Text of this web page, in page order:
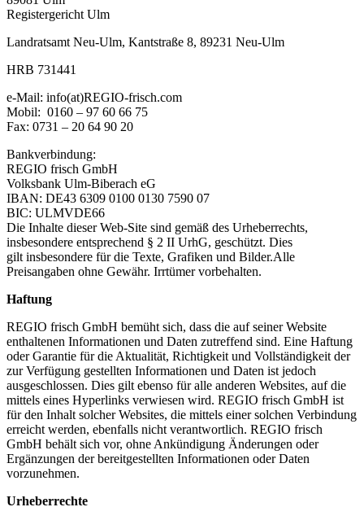
Registergericht Ulm
Landratsamt Neu-Ulm, Kantstraße 8, 89231 Neu-Ulm
HRB 731441
e-Mail: info(at)REGIO-frisch.com
Mobil: 0160 – 97 60 66 75
Fax: 0731 – 20 64 90 20
Bankverbindung:
REGIO frisch GmbH
Volksbank Ulm-Biberach eG
IBAN: DE43 6309 0100 0130 7590 07
BIC: ULMVDE66
Die Inhalte dieser Web-Site sind gemäß des Urheberrechts,
insbesondere entsprechend § 2 II UrhG, geschützt. Dies
gilt insbesondere für die Texte, Grafiken und Bilder.Alle
Preisangaben ohne Gewähr. Irrtümer vorbehalten.
Haftung
REGIO frisch GmbH bemüht sich, dass die auf seiner Website
enthaltenen Informationen und Daten zutreffend sind. Eine Haftung
oder Garantie für die Aktualität, Richtigkeit und Vollständigkeit der
zur Verfügung gestellten Informationen und Daten ist jedoch
ausgeschlossen. Dies gilt ebenso für alle anderen Websites, auf die
mittels eines Hyperlinks verwiesen wird. REGIO frisch GmbH ist
für den Inhalt solcher Websites, die mittels einer solchen Verbindung
erreicht werden, ebenfalls nicht verantwortlich. REGIO frisch
GmbH behält sich vor, ohne Ankündigung Änderungen oder
Ergänzungen der bereitgestellten Informationen oder Daten
vorzunehmen.
Urheberrechte